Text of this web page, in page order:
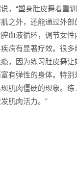
，“塑身肚皮舞着重
之外，还能通过外
血液循环，调节女性
病有显著疗效。很多
，因为练习肚皮舞让
有弹性的身体。特别
肌肉僵硬的现象。练
肌肉活力。”